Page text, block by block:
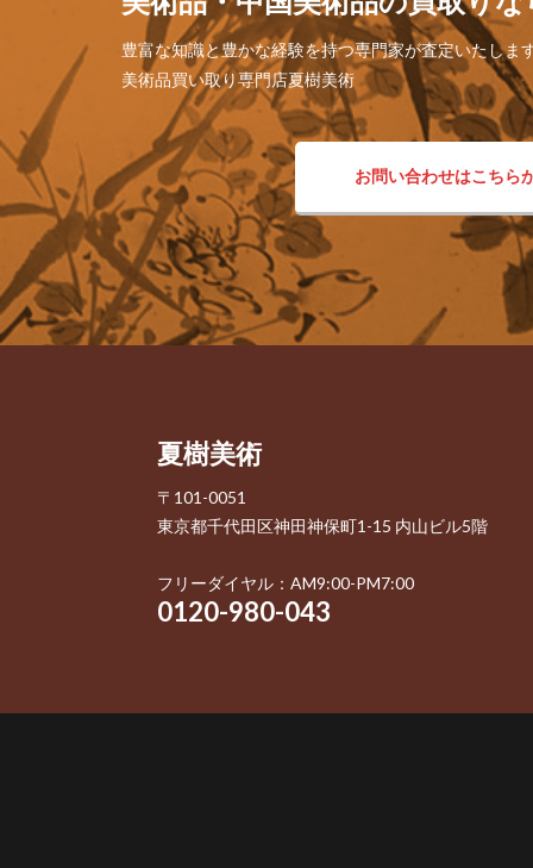
豊富な知識と豊かな経験を持つ専門家が査定いたします
美術品買い取り専門店夏樹美術
お問い合わせはこちら
夏樹美術
〒101-0051
東京都千代田区神田神保町1-15 内山ビル5階
フリーダイヤル：AM9:00-PM7:00
0120-980-043